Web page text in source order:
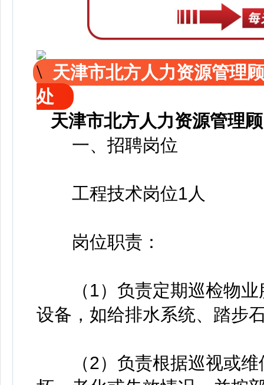
天津市北方人力资源管理
处
天津市北方人力资源管理
一、招聘岗位
工程技术岗位1人
岗位职责：
（1）负责定期巡检物业
设备，如给排水系统、踏步
（2）负责根据巡视或维